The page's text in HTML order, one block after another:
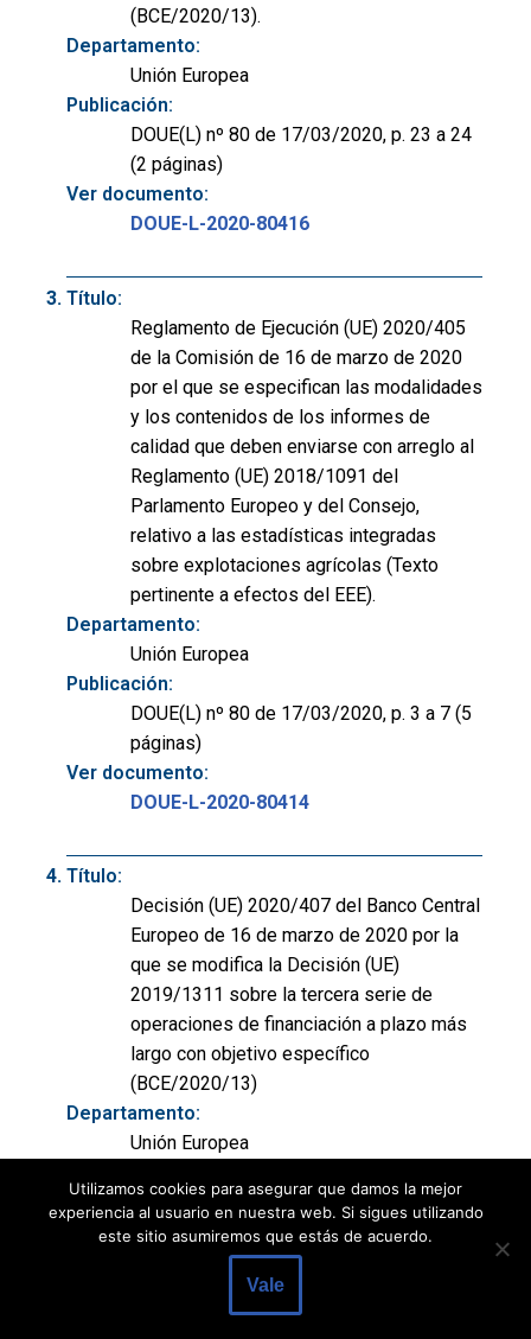
(BCE/2020/13).
Departamento:
Unión Europea
Publicación:
DOUE(L) nº 80 de 17/03/2020, p. 23 a 24
(2 páginas)
Ver documento:
DOUE-L-2020-80416
Título:
Reglamento de Ejecución (UE) 2020/405
de la Comisión de 16 de marzo de 2020
por el que se especifican las modalidades
y los contenidos de los informes de
calidad que deben enviarse con arreglo al
Reglamento (UE) 2018/1091 del
Parlamento Europeo y del Consejo,
relativo a las estadísticas integradas
sobre explotaciones agrícolas (Texto
pertinente a efectos del EEE).
Departamento:
Unión Europea
Publicación:
DOUE(L) nº 80 de 17/03/2020, p. 3 a 7 (5
páginas)
Ver documento:
DOUE-L-2020-80414
Título:
Decisión (UE) 2020/407 del Banco Central
Europeo de 16 de marzo de 2020 por la
que se modifica la Decisión (UE)
2019/1311 sobre la tercera serie de
operaciones de financiación a plazo más
largo con objetivo específico
(BCE/2020/13)
Departamento:
Unión Europea
DOUE(L) nº 80 de 17/03/2020, p. 23 a 24
(2 páginas)
DOUE-L-2020-80413
Utilizamos cookies para asegurar que damos la mejor
experiencia al usuario en nuestra web. Si sigues utilizando
este sitio asumiremos que estás de acuerdo.
Vale